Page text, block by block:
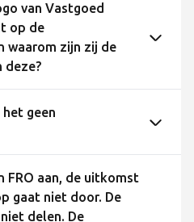
van Vastgoed
op de
waarom zijn zij de
deze?
geen
FRO aan, de uitkomst
gaat niet door. De
delen. De